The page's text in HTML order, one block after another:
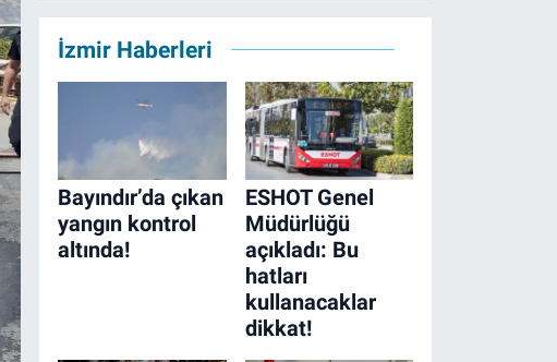
İzmir Haberleri
Bayındır’da çıkan
yangın kontrol
altında!
ESHOT Genel
Müdürlüğü
açıkladı: Bu
hatları
kullanacaklar
dikkat!